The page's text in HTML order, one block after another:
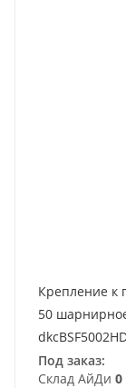
Крепление к потолку для I-
50
Под заказ:
Склад АйДи